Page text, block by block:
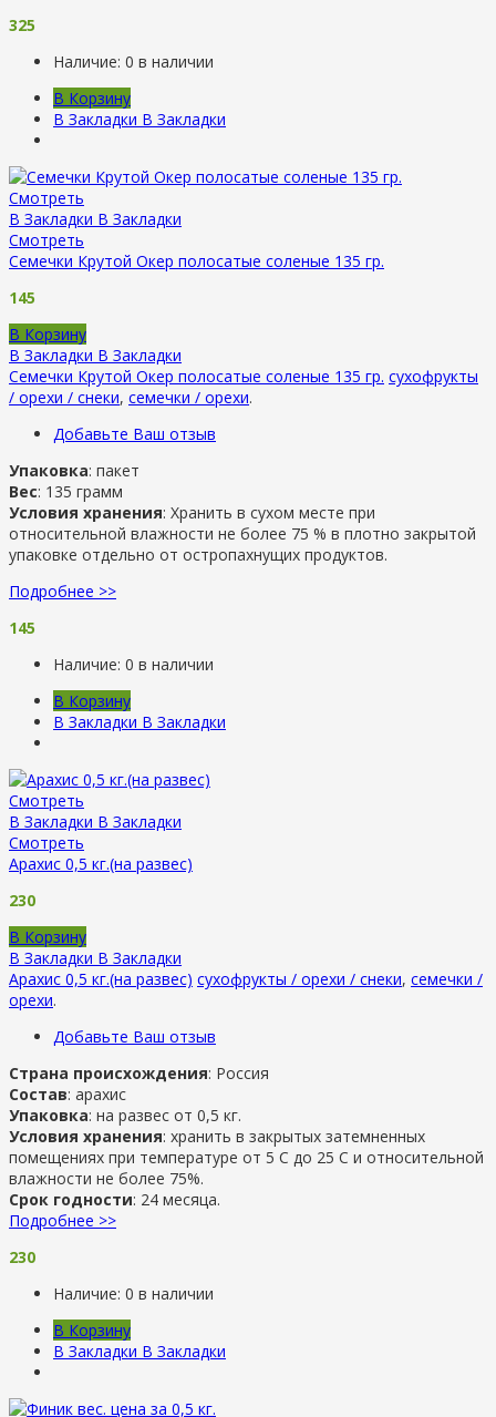
325
Наличие: 0 в наличии
В Корзину
В Закладки В Закладки
Смотреть
В Закладки В Закладки
Смотреть
Семечки Крутой Окер полосатые соленые 135 гр.
145
В Корзину
В Закладки В Закладки
Семечки Крутой Окер полосатые соленые 135 гр. сухофрукты
/ орехи / снеки, семечки / орехи.
Добавьте Ваш отзыв
Упаковка: пакет
Вес: 135 грамм
Условия хранения: Хранить в сухом месте при
относительной влажности не более 75 % в плотно закрытой
упаковке отдельно от остропахнущих продуктов.
Подробнее >>
145
Наличие: 0 в наличии
В Корзину
В Закладки В Закладки
Смотреть
В Закладки В Закладки
Смотреть
Арахис 0,5 кг.(на развес)
230
В Корзину
В Закладки В Закладки
Арахис 0,5 кг.(на развес) сухофрукты / орехи / снеки, семечки /
орехи.
Добавьте Ваш отзыв
Страна происхождения: Россия
Состав: арахис
Упаковка: на развес от 0,5 кг.
Условия хранения: хранить в закрытых затемненных
помещениях при температуре от 5 С до 25 С и относительной
влажности не более 75%.
Срок годности: 24 месяца.
Подробнее >>
230
Наличие: 0 в наличии
В Корзину
В Закладки В Закладки